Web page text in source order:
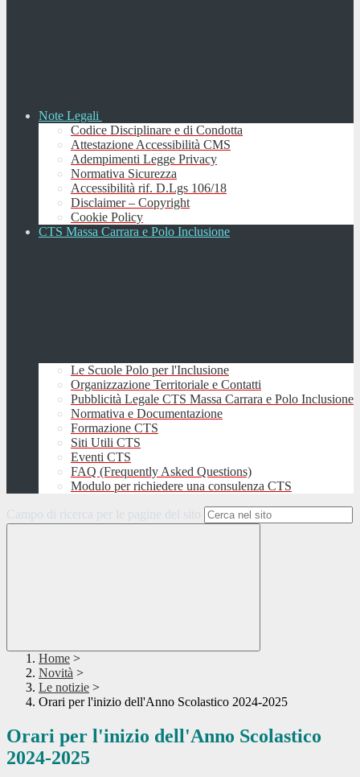
Note Legali
Codice Disciplinare e di Condotta
Attestazione Accessibilità CMS
Adempimenti Legge Privacy
Normativa Sicurezza
Accessibilità rif. D.Lgs 106/18
Disclaimer – Copyright
Cookie Policy
CTS Massa Carrara e Polo Inclusione
Le Scuole Polo per l'Inclusione
Organizzazione Territoriale e Contatti
Pubblicità Legale CTS Massa Carrara e Polo Inclusione
Normativa e Documentazione
Formazione CTS
Siti Utili CTS
Eventi CTS
FAQ (Frequently Asked Questions)
Modulo per richiedere una consulenza CTS
Campo di ricerca per le pagine del sito
Home >
Novità >
Le notizie >
Orari per l'inizio dell'Anno Scolastico 2024-2025
Orari per l'inizio dell'Anno Scolastico
2024-2025